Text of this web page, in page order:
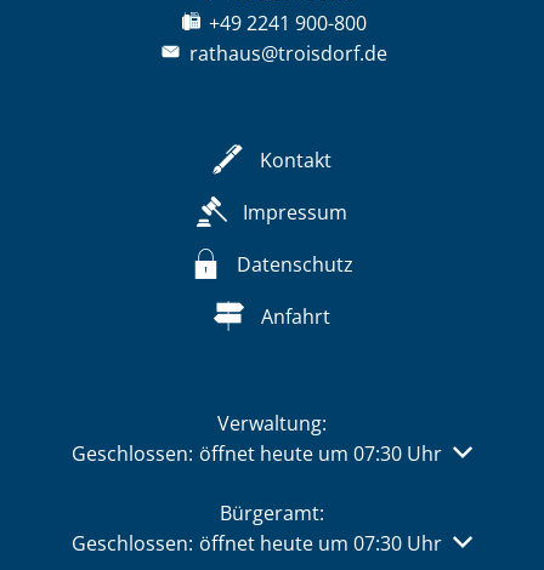
+49 2241 900-800
rathaus@troisdorf.de
Kontakt
Impressum
Datenschutz
Anfahrt
Verwaltung:
Klicken, um weitere Öffnungs- oder Schließzeiten
Geschlossen: öffnet heute um 07:30 Uhr
Bürgeramt:
Klicken, um weitere Öffnungs- oder Schließzeiten
Geschlossen: öffnet heute um 07:30 Uhr